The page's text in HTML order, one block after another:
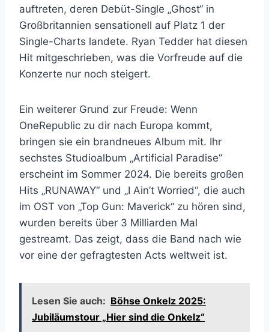
auftreten, deren Debüt-Single „Ghost“ in
Großbritannien sensationell auf Platz 1 der
Single-Charts landete. Ryan Tedder hat diesen
Hit mitgeschrieben, was die Vorfreude auf die
Konzerte nur noch steigert.
Ein weiterer Grund zur Freude: Wenn
OneRepublic zu dir nach Europa kommt,
bringen sie ein brandneues Album mit. Ihr
sechstes Studioalbum „Artificial Paradise“
erscheint im Sommer 2024. Die bereits großen
Hits „RUNAWAY“ und „I Ain’t Worried“, die auch
im OST von „Top Gun: Maverick“ zu hören sind,
wurden bereits über 3 Milliarden Mal
gestreamt. Das zeigt, dass die Band nach wie
vor eine der gefragtesten Acts weltweit ist.
Lesen Sie auch: Böhse Onkelz 2025:
Jubiläumstour „Hier sind die Onkelz“